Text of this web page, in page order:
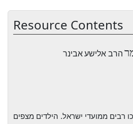
Resource Contents
הרב אלישעאבינר
רבים ממועדי ישראל. הילדים מצפים